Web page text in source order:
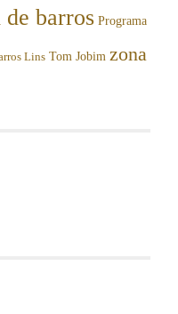
barros Programa
Lins Tom Jobim zona